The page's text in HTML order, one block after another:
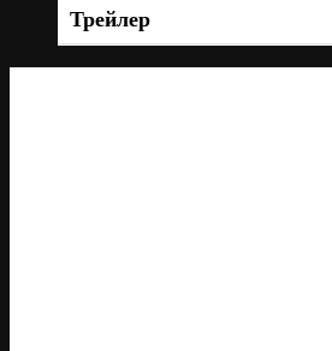
Трейлер